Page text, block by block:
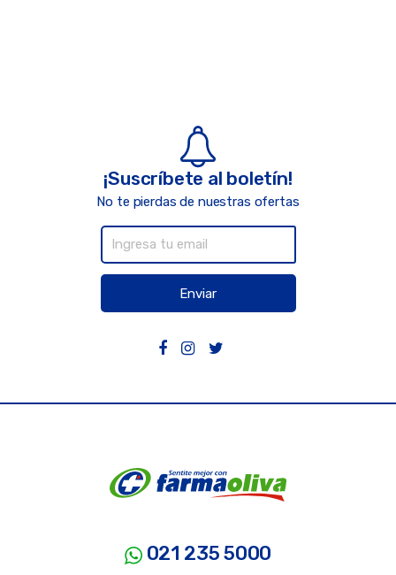
¡Suscríbete al boletín!
No te pierdas de nuestras ofertas
Enviar
021 235 5000